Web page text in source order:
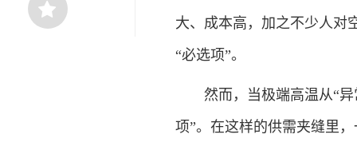
大、成本高，加之不少人对
“必选项”。
然而，当极端高温从“异
项”。在这样的供需夹缝里